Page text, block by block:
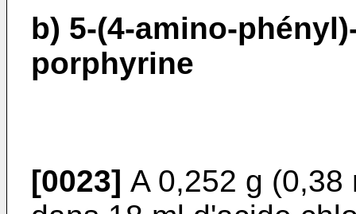
b) 5-(4-amino-
porphyrine
[0023] A 0,252 g (0,38